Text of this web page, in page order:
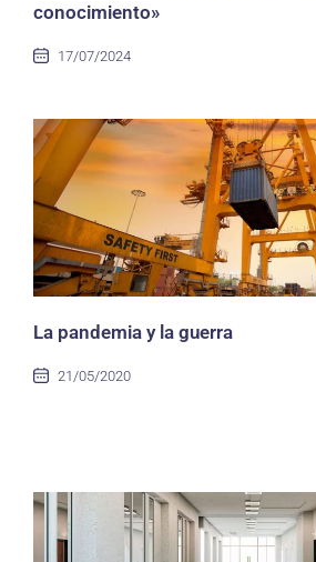
conocimiento»
17/07/2024
La pandemia y la guerra
21/05/2020